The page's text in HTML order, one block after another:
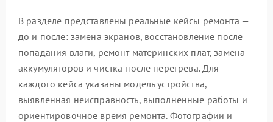
В разделе представлены реальные кейсы ремонта —
до и после: замена экранов, восстановление после
попадания влаги, ремонт материнских плат, замена
аккумуляторов и чистка после перегрева. Для
каждого кейса указаны модель устройства,
выявленная неисправность, выполненные работы и
ориентировочное время ремонта. Фотографии и